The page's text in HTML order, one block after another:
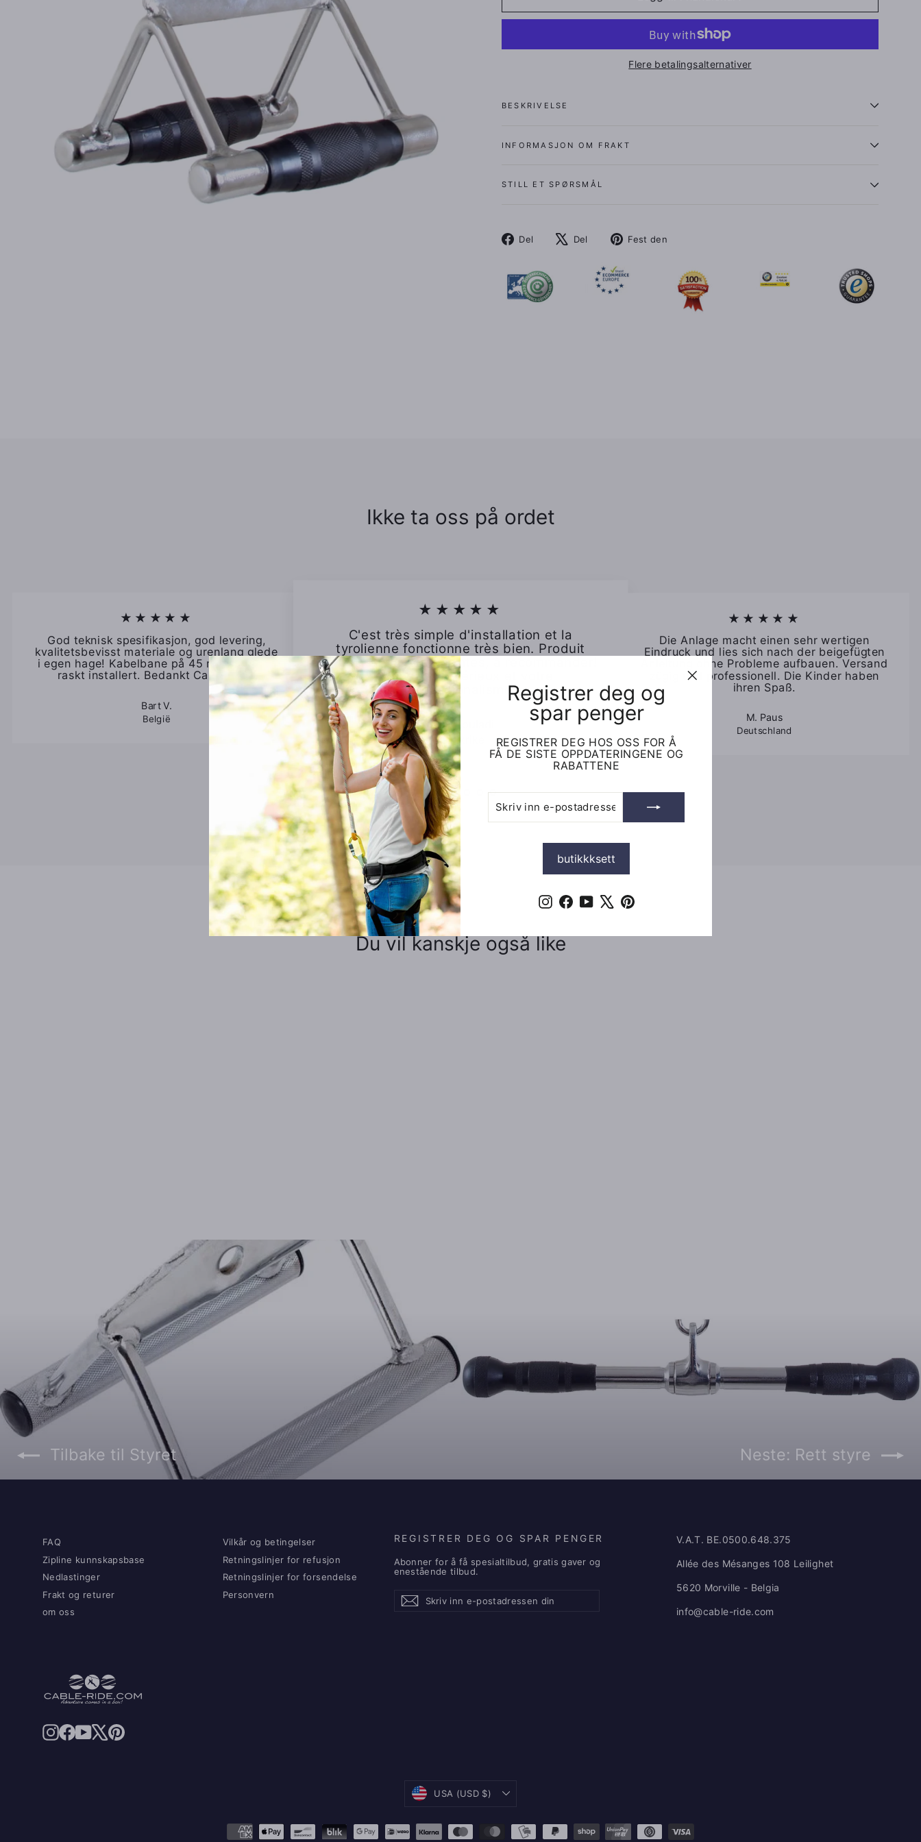
Registrer deg og
spar penger
REGISTRER DEG HOS OSS FOR Å
FÅ DE SISTE OPPDATERINGENE OG
RABATTENE
SKRIV
INN
E-
DIN
ABONNER
butikkksett
Instagram
på
FacebookYouTubePinterest
Flere betalingsalternativer
BESKRIVELSE
INFORMASJON OM FRAKT
STILL ET SPØRSMÅL
Del
Del
Del
Tweet Fest den
Ikke ta oss på ordet
★★★★★
God teknisk spesifikasjon, god levering,
kvalitetsbevisst materiale og urenlang glede
i egen hage! Kabelbane på 45 m ble lett og
raskt installert. Bedankt Cable-ride!
Bart V.
België
★★★★★
C'est très simple d'installation et la
tyrolienne fonctionne très bien. Produit
répondant à nos attentes, à recommander!
Merci pour le sérieux et votre
professionalisme.
Fam. Touladi
Frankrike
★★★★★
Die Anlage macht einen sehr wertigen
Eindruck und lies sich nach der beigefügten
Anleitung ohne Probleme aufbauen. Versand
zügig und professionell. Die Kinder haben
ihren Spaß.
M. Paus
Deutschland
Du vil kanskje også like
Tilbake til Styret Neste: Rett styre
FAQ
Zipline kunnskapsbase
Nedlastinger
Frakt og returer
om oss
Vilkår og betingelser
Retningslinjer for refusjon
Retningslinjer for forsendelse
Personvern
REGISTRER DEG OG SPAR PENGER
Abonner for å få spesialtilbud, gratis gaver og
enestående tilbud.
Skriv
inn
AbonnerAbonner
V.A.T. BE.0500.648.375
Allée des Mésanges 108 Leilighet
5620 Morville - Belgia
info@cable-ride.com
Instagram
på
Facebook
YouTube
X Pinterest
Valuta
USA (USD $)